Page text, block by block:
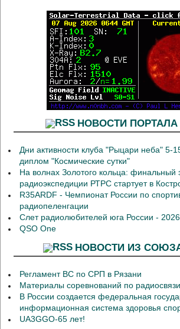
НОВОСТИ ПОРТАЛА
Дни активности клуба "Рыцари неба" 5-
диплом "Космические сутки"
На волнах Золотого кольца: финальный
радиоэкспедиции РТРС стартует в
R35ARDF - Чемпионат России по
радиопеленгации
Слет радиолюбителей юга России - 2026
QSO One
НОВОСТИ ИЗ
Регламент ВС по СРП в Рязани
Материалы соревнований по
В России создается федеральная
информационная система здоровья
UA3GGO-65 лет!